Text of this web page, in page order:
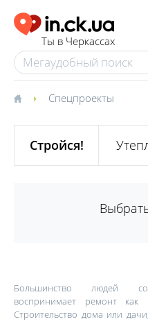
Ты в Черкассах
Спецпроекты
Стройся!
Большинство людей
воспринимает ремонт как
Строительство дома или